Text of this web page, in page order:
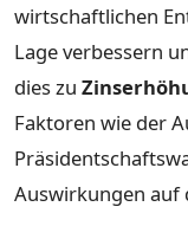
wirtschaftlichen
Lage verbessern
dies zu
Faktoren wie der
Auswirkungen auf